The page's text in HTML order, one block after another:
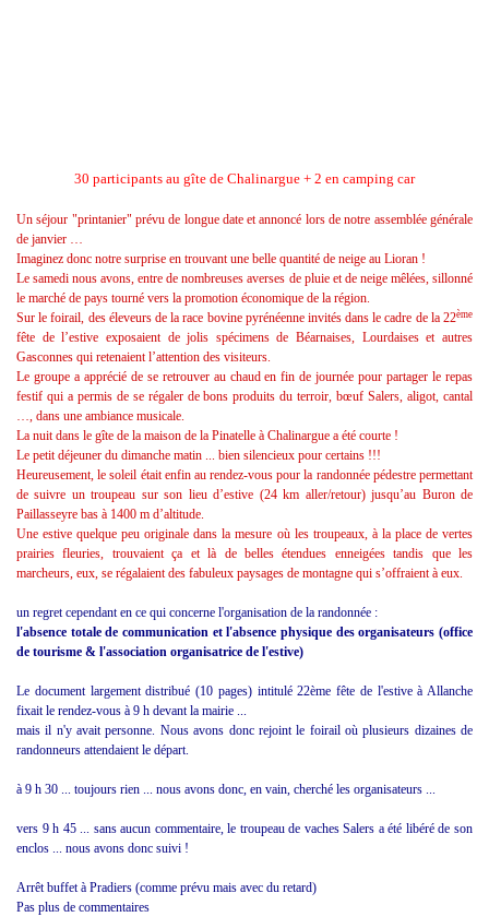
30 participants au gîte de Chalinargue + 2 en camping car
Un séjour "printanier" prévu de longue date et annoncé lors de notre assemblée générale
de janvier …
Imaginez donc notre surprise en trouvant une belle quantité de neige au Lioran !
Le samedi nous avons, entre de nombreuses averses de pluie et de neige mêlées, sillonné
le marché de pays tourné vers la promotion économique de la région.
Sur le foirail, des éleveurs de la race bovine pyrénéenne invités dans le cadre de la 22ème
fête de l’estive exposaient de jolis spécimens de Béarnaises, Lourdaises et autres
Gasconnes qui retenaient l’attention des visiteurs.
Le groupe a apprécié de se retrouver au chaud en fin de journée pour partager le repas
festif qui a permis de se régaler de bons produits du terroir, bœuf Salers, aligot, cantal
…, dans une ambiance musicale.
La nuit dans le gîte de la maison de la Pinatelle à Chalinargue a été courte !
Le petit déjeuner du dimanche matin ... bien silencieux pour certains !!!
Heureusement, le soleil était enfin au rendez-vous pour la randonnée pédestre permettant
de suivre un troupeau sur son lieu d’estive (24 km aller/retour) jusqu’au Buron de
Paillasseyre bas à 1400 m d’altitude.
Une estive quelque peu originale dans la mesure où les troupeaux, à la place de vertes
prairies fleuries, trouvaient ça et là de belles étendues enneigées tandis que les
marcheurs, eux, se régalaient des fabuleux paysages de montagne qui s’offraient à eux.
un regret cependant en ce qui concerne l'organisation de la randonnée :
l'absence totale de communication et l'absence physique des organisateurs (office
de tourisme & l'association organisatrice de l'estive)
Le document largement distribué (10 pages) intitulé 22ème fête de l'estive à Allanche
fixait le rendez-vous à 9 h devant la mairie ...
mais il n'y avait personne. Nous avons donc rejoint le foirail où plusieurs dizaines de
randonneurs attendaient le départ.
à 9 h 30 ... toujours rien ... nous avons donc, en vain, cherché les organisateurs ...
vers 9 h 45 ... sans aucun commentaire, le troupeau de vaches Salers a été libéré de son
enclos ... nous avons donc suivi !
Arrêt buffet à Pradiers (comme prévu mais avec du retard)
Pas plus de commentaires